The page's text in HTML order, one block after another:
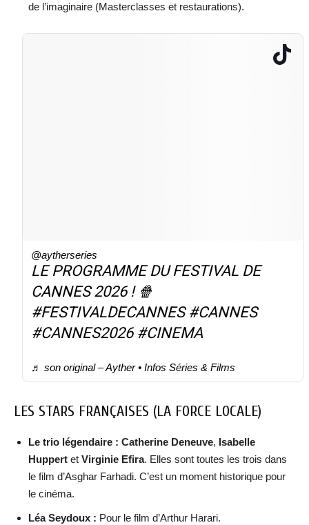
de l’imaginaire (Masterclasses et restaurations).
@aytherseries
LE PROGRAMME DU FESTIVAL DE
CANNES 2026 ! 🍿
#FESTIVALDECANNES #CANNES
#CANNES2026 #CINEMA
♬ son original – Ayther • Infos Séries & Films
LES STARS FRANÇAISES (LA FORCE LOCALE)
Le trio légendaire : Catherine Deneuve, Isabelle
Huppert et Virginie Efira. Elles sont toutes les trois dans
le film d’Asghar Farhadi. C’est un moment historique pour
le cinéma.
Léa Seydoux : Pour le film d’Arthur Harari.